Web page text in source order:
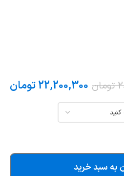
تومان 22,200,300تومان
به سبد خرید